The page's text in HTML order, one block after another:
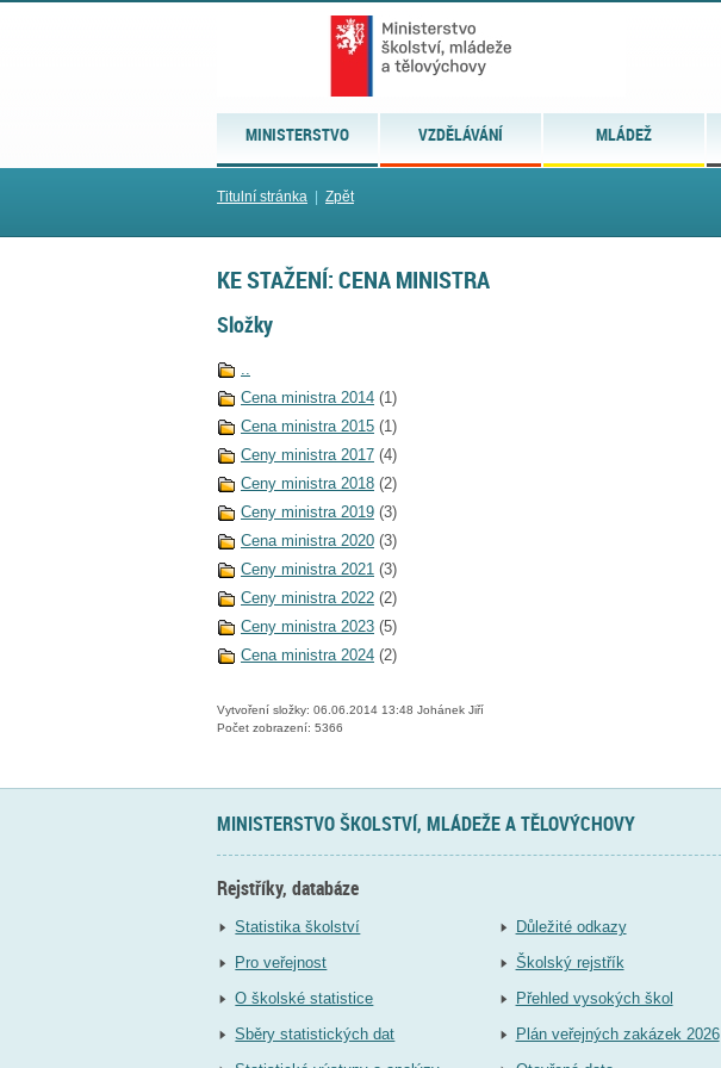
MINISTERSTVO VZDĚLÁVÁNÍ MLÁDEŽ
Titulní stránka Zpět
KE STAŽENÍ: CENA MINISTRA
Složky
..
Cena ministra 2014 (1)
Cena ministra 2015 (1)
Ceny ministra 2017 (4)
Ceny ministra 2018 (2)
Ceny ministra 2019 (3)
Cena ministra 2020 (3)
Ceny ministra 2021 (3)
Ceny ministra 2022 (2)
Ceny ministra 2023 (5)
Cena ministra 2024 (2)
Vytvoření složky: 06.06.2014 13:48 Johánek Jiří
Počet zobrazení: 5366
MINISTERSTVO ŠKOLSTVÍ, MLÁDEŽE A TĚLOVÝCHOVY
Rejstříky, databáze
Statistika školství
Pro veřejnost
O školské statistice
Sběry statistických dat
Důležité odkazy
Školský rejstřík
Přehled vysokých škol
Plán veřejných zakázek 2026